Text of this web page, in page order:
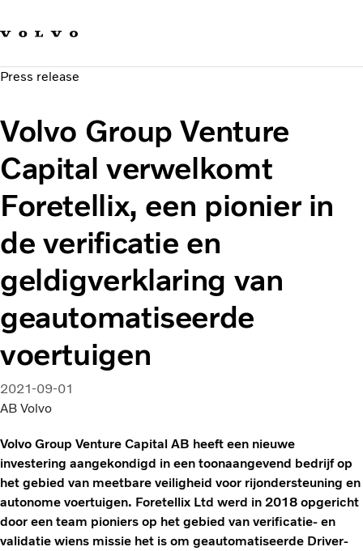
Sustainable Transportation
News & Media
About us
Press release
Volvo Group Venture
Capital verwelkomt
Foretellix, een pionier in
de verificatie en
geldigverklaring van
geautomatiseerde
voertuigen
2021-09-01
AB Volvo
Volvo Group Venture Capital AB heeft een nieuwe
investering aangekondigd in een toonaangevend bedrijf op
het gebied van meetbare veiligheid voor rijondersteuning en
autonome voertuigen. Foretellix Ltd werd in 2018 opgericht
door een team pioniers op het gebied van verificatie- en
validatie wiens missie het is om geautomatiseerde Driver-